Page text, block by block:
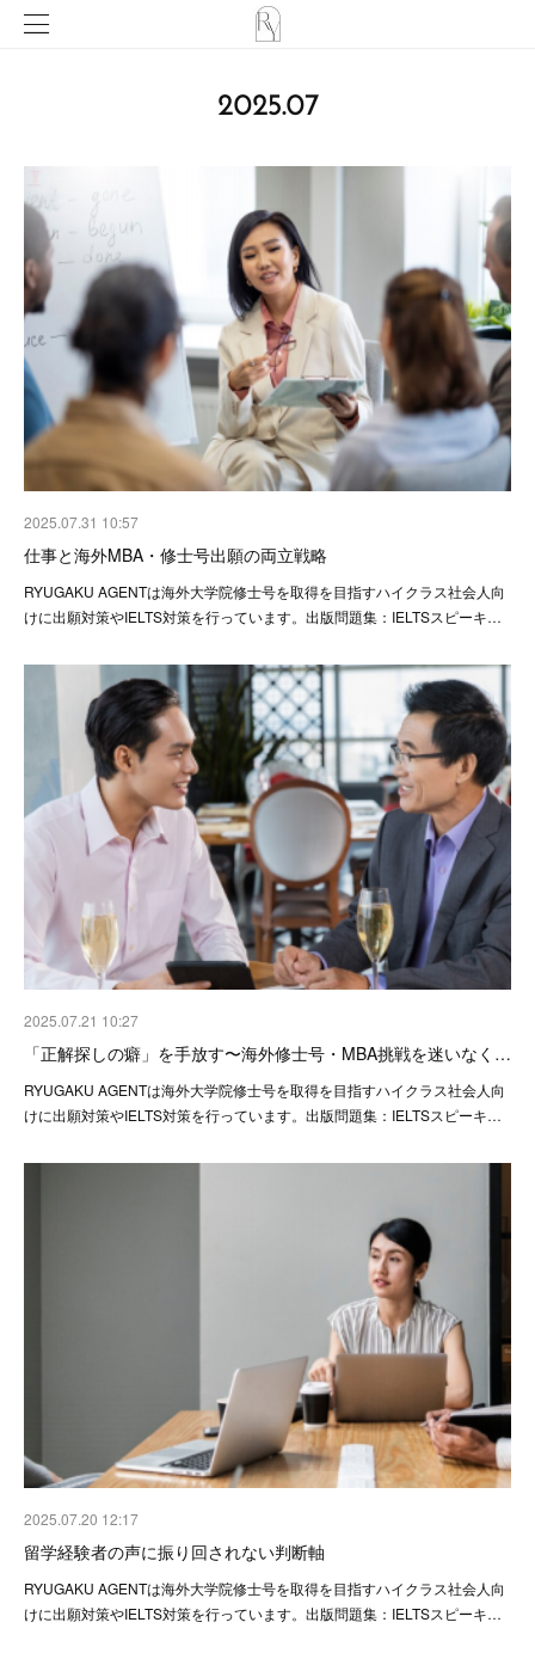
2025.07
2025.07.31 10:57
仕事と海外MBA・修士号出願の両立戦略
RYUGAKU AGENTは海外大学院修士号を取得を目指すハイクラス社会人向
けに出願対策やIELTS対策を行っています。出版問題集：IELTSスピーキ…
2025.07.21 10:27
「正解探しの癖」を手放す〜海外修士号・MBA挑戦を迷いなく…
RYUGAKU AGENTは海外大学院修士号を取得を目指すハイクラス社会人向
けに出願対策やIELTS対策を行っています。出版問題集：IELTSスピーキ…
2025.07.20 12:17
留学経験者の声に振り回されない判断軸
RYUGAKU AGENTは海外大学院修士号を取得を目指すハイクラス社会人向
けに出願対策やIELTS対策を行っています。出版問題集：IELTSスピーキ…